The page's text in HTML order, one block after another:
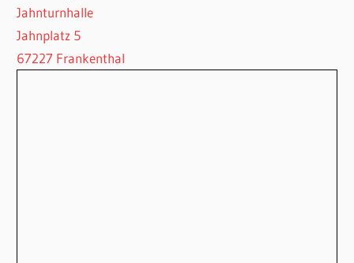
Jahnturnhalle
Jahnplatz 5
67227 Frankenthal